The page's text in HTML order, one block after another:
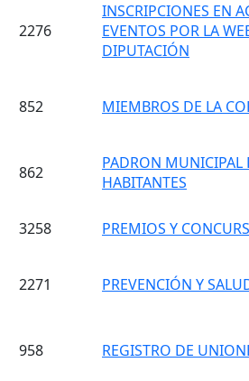
2276
INSCRIPCIONES EN
EVENTOS POR LA
DIPUTACIÓN
852 MIEMBROS DE LA
862
PADRON MUNICIPAL
HABITANTES
3258 PREMIOS Y
2271 PREVENCIÓN Y
958 REGISTRO DE